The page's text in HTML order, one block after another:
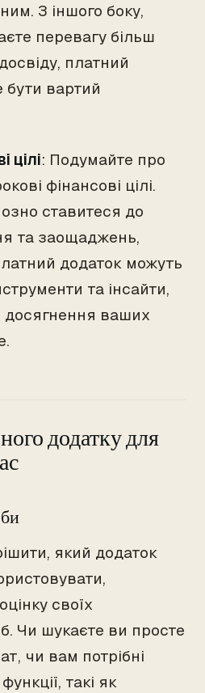
З іншого боку,
перевагу більш
платний
вартий
цілі: Подумайте про
фінансові цілі.
ставитеся до
та заощаджень,
додаток можуть
та інсайти,
досягнення ваших
додатку для
який додаток
своїх
Чи шукаєте ви просте
чи вам потрібні
такі як